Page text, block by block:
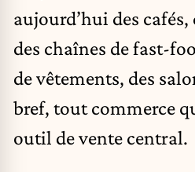
aujourd’hui des
des chaînes de fast-
de vêtements, des
bref, tout commerce
outil de vente central.